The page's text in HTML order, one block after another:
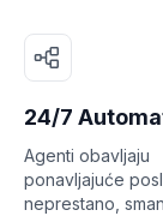
24/7
Agenti obavljaju
ponavljajuće
neprestano,